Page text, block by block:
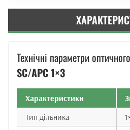
Технічні параметри
SC/APC 1×3
Характеристики
Тип дільника